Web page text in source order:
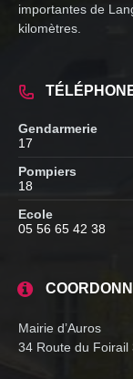
importantes de
kilomètres.
Gendarmerie
17
Pompiers
18
Ecole
05 56 65 42 38
Mairie d’Auros
34 Route du Foirail